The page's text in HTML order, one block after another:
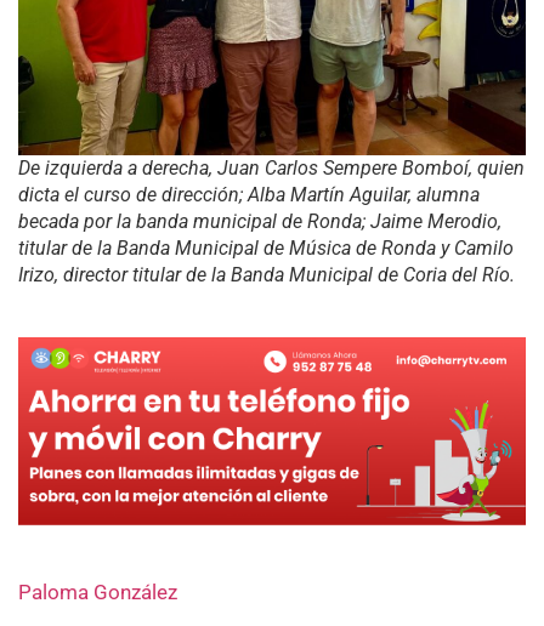
De izquierda a derecha, Juan Carlos Sempere Bomboí, quien
dicta el curso de dirección; Alba Martín Aguilar, alumna
becada por la banda municipal de Ronda; Jaime Merodio,
titular de la Banda Municipal de Música de Ronda y Camilo
Irizo, director titular de la Banda Municipal de Coria del Río.
Paloma González